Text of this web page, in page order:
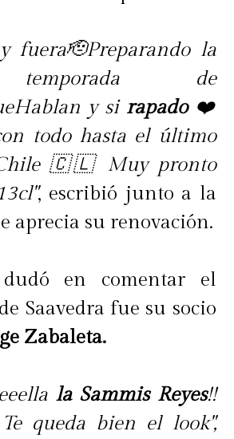
fuera🫡Preparando la
de
y si rapado❤️
todo hasta el último
🇨🇱 Muy pronto
, escribió junto a la
aprecia su renovación.
en comentar el
Saavedra fue su socio
Zabaleta.
la Sammis Reyes!!
queda bien el look",